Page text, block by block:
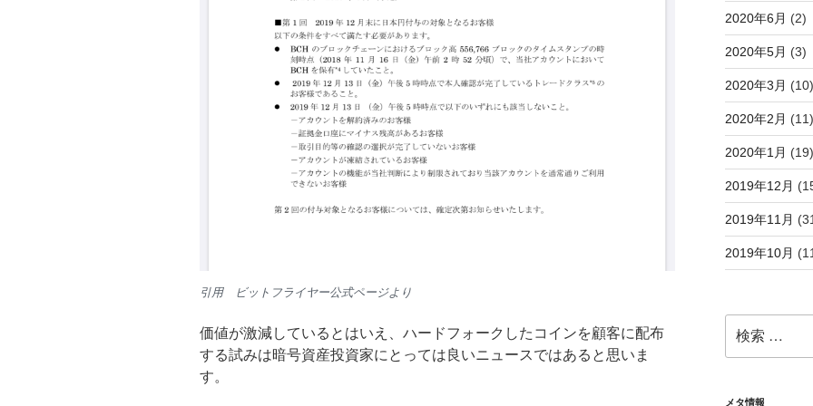
引用 ビットフライヤー公式ページより
価値が激減しているとはいえ、ハードフォークしたコインを顧客に配布
する試みは暗号資産投資家にとっては良いニュースではあると思いま
す。
2020年6月 (2)
2020年5月 (3)
2020年3月 (10)
2020年2月 (11)
2020年1月 (19)
2019年12月
2019年11月
2019年10月
索:
メタ情報